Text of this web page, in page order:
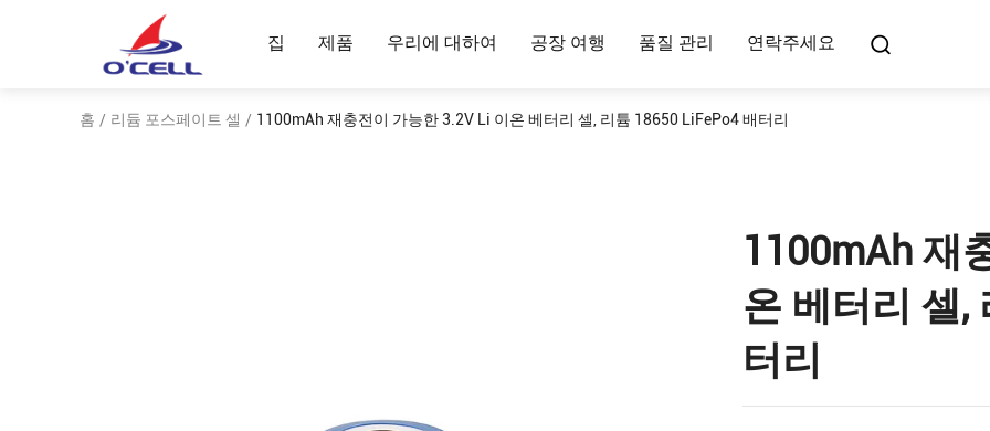
집 제품 우리에 대하여 공장 여행 품질 관리 연락주세요
홈 / 리듐 포스페이트 셀 / 1100mAh 재충전이 가능한 3.2V Li 이온 베터리 셀, 리튬 18650 LiFePo4 배터리
1100mAh 재
온 베터리 셀,
터리